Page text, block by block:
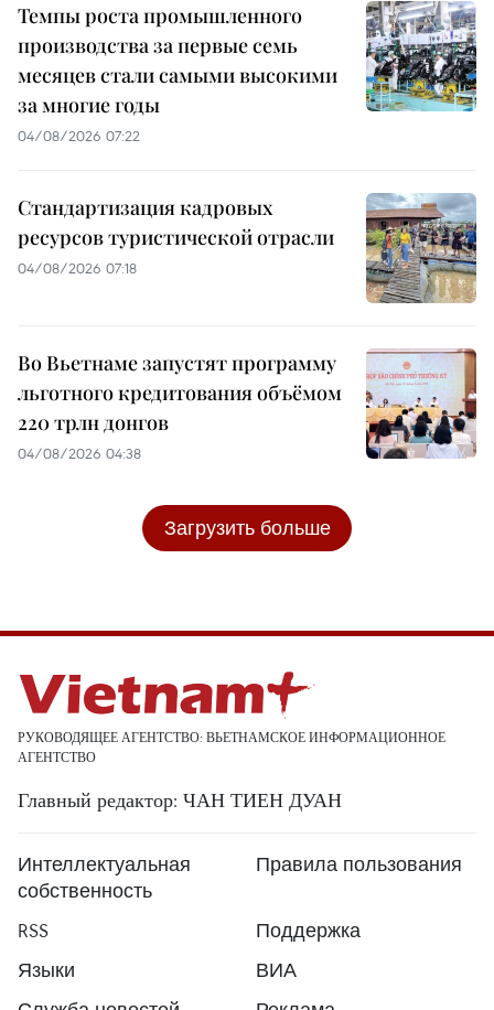
Темпы роста промышленного
производства за первые семь
месяцев стали самыми высокими
за многие годы
04/08/2026 07:22
Стандартизация кадровых
ресурсов туристической отрасли
04/08/2026 07:18
Во Вьетнаме запустят программу
льготного кредитования объёмом
220 трлн донгов
04/08/2026 04:38
Загрузить больше
РУКОВОДЯЩЕЕ АГЕНТСТВО: ВЬЕТНАМСКОЕ ИНФОРМАЦИОННОЕ
АГЕНТСТВО
Главный редактор: ЧАН ТИЕН ДУАН
Интеллектуальная
собственность
Правила пользования
RSS
Поддержка
Языки
ВИА